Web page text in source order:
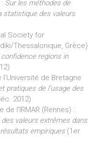
Sur les méthodes de
statistique des valeurs
Society for
Thessalonique, Grèce)
regions in
de Bretagne
pratiques de l’usage des
2012)
l’IRMAR (Rennes) :
valeurs extrêmes dans
empiriques (1er